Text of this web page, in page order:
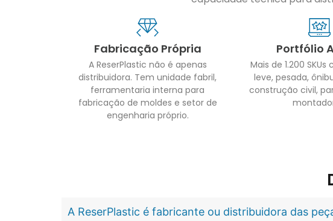
Fabricação Própria
A ReserPlastic não é apenas
distribuidora. Tem unidade fabril,
ferramentaria interna para
fabricação de moldes e setor de
engenharia próprio.
Portfólio
Mais de 1.200
leve, pesada,
construção civil,
A ReserPlastic é fabricante ou distribuidora das